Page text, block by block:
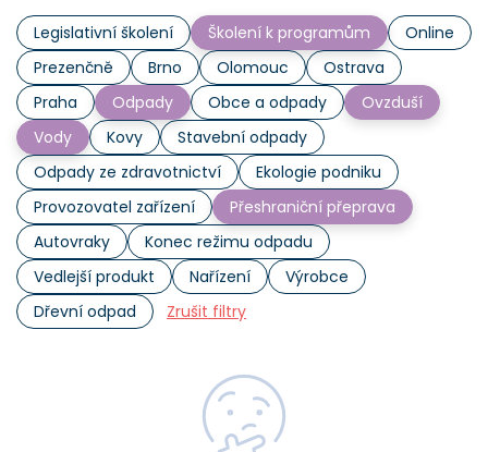
Legislativní školení Školení k programům
Online
Prezenčně
Brno Olomouc
Ostrava
Praha
Odpady Obce a odpady
Ovzduší
Vody
Kovy
Stavební odpady
Odpady ze zdravotnictví
Ekologie podniku
Provozovatel zařízení
Přeshraniční přeprava
Autovraky
Konec režimu odpadu
Vedlejší produkt
Nařízení
Výrobce
Dřevní odpad
Zrušit filtry